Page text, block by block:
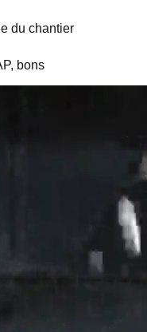
du chantier
bons